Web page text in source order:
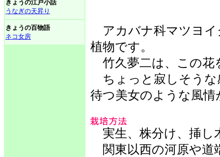
きょうの江戸小話
うなぎの天昇り
きょうの百物語
ネコ女房
アカバナ科マツヨイ
植物です。
竹久夢二は、この花
ちょっと寂しそうな
待つ美女のような風
実生、株分け、挿し
関東以西の河原や道